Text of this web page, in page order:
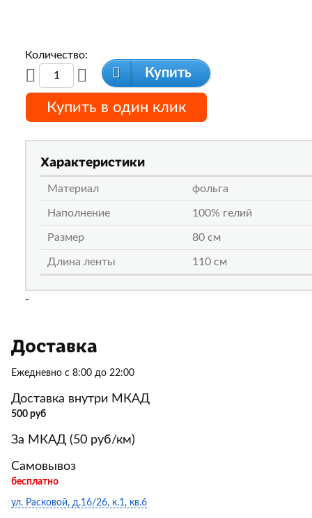
Количество:
Купить
Купить в один клик
Характеристики
Материал фольга
Наполнение 100% гелий
Размер 80 см
Длина ленты 110 см
-
Доставка
Ежедневно с 8:00 до 22:00
Доставка внутри МКАД
500 руб
За МКАД (50 руб/км)
Самовывоз
бесплатно
ул. Расковой, д.16/26, к.1, кв.6